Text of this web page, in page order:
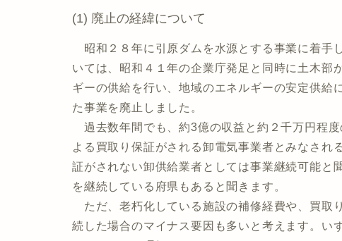
(1) 廃止の経緯について
昭和２８年に引原ダムを水源とする事業に着手
いては、昭和４１年の企業庁発足と同時に土木部
ギーの供給を行い、地域のエネルギーの安定供給
た事業を廃止しました。
過去数年間でも、約3億の収益と約２千万円程
よる買取り保証がされる卸電気事業者とみなされ
証がされない卸供給業者としては事業継続可能と
を継続している府県もあると聞きます。
ただ、老朽化している施設の補修経費や、買取
続した場合のマイナス要因も多いと考えます。い